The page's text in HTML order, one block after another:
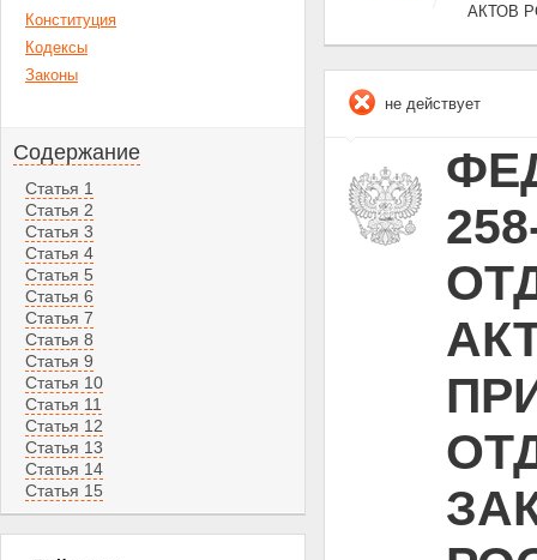
Конституция
Кодексы
Законы
Содержание
Статья 1
Статья 2
Статья 3
Статья 4
Статья 5
Статья 6
Статья 7
Статья 8
Статья 9
Статья 10
Статья 11
Статья 12
Статья 13
Статья 14
Статья 15
АКТОВ
не действует